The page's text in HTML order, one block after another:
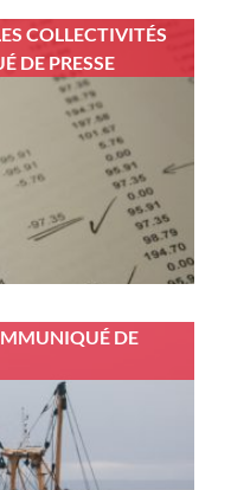
COLLECTIVITÉS
DE PRESSE
DE